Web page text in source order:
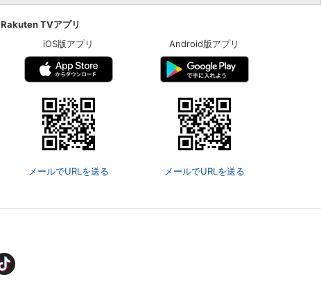
Rakuten TVアプリ
iOS版アプリ
メールでURLを送る
Android版アプリ
メールでURLを送る